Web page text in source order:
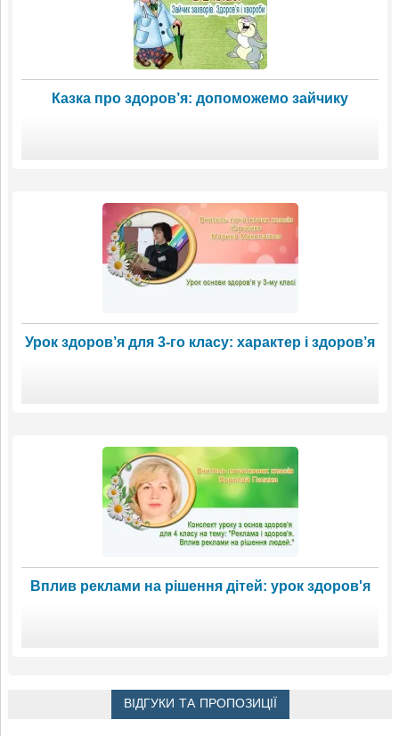
Казка про здоров’я: допоможемо зайчику
Урок здоров’я для 3-го класу: характер і здоров’я
Вплив реклами на рішення дітей: урок здоров'я
ВІДГУКИ ТА ПРОПОЗИЦІЇ